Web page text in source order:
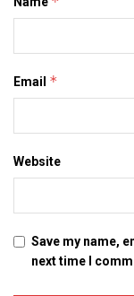
Email *
Website
Save my name,
next time I